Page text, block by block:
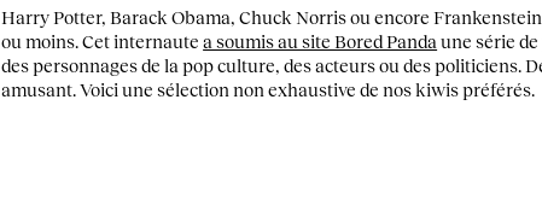
Harry Potter, Barack Obama, Chuck Norris ou encore
ou moins. Cet internautea soumis au site Bored Panda une série
des personnages de la pop culture, des acteurs ou des politiciens.
amusant. Voici une sélection non exhaustive de nos kiwis préférés.